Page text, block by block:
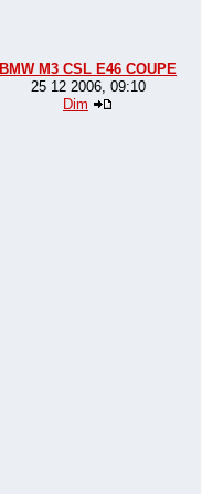
BMW M3 CSL E46 COUPE
25 12 2006, 09:10
Dim